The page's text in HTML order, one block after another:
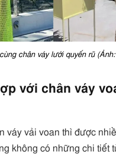
chân váy lưới quyến rũ
với chân váy
váy vải voan thì được
không có những chi tiết